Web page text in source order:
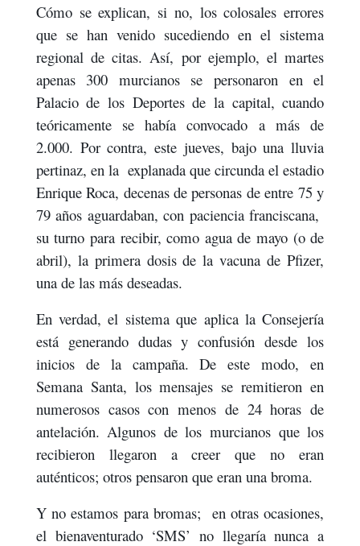
Cómo se explican, si no, los colosales errores
que se han venido sucediendo en el sistema
regional de citas. Así, por ejemplo, el martes
apenas 300 murcianos se personaron en el
Palacio de los Deportes de la capital, cuando
teóricamente se había convocado a más de
2.000. Por contra, este jueves, bajo una lluvia
pertinaz, en la explanada que circunda el estadio
Enrique Roca, decenas de personas de entre 75 y
79 años aguardaban, con paciencia franciscana,
su turno para recibir, como agua de mayo (o de
abril), la primera dosis de la vacuna de Pfizer,
una de las más deseadas.
En verdad, el sistema que aplica la Consejería
está generando dudas y confusión desde los
inicios de la campaña. De este modo, en
Semana Santa, los mensajes se remitieron en
numerosos casos con menos de 24 horas de
antelación. Algunos de los murcianos que los
recibieron llegaron a creer que no eran
auténticos; otros pensaron que eran una broma.
Y no estamos para bromas; en otras ocasiones,
el bienaventurado ‘SMS’ no llegaría nunca a